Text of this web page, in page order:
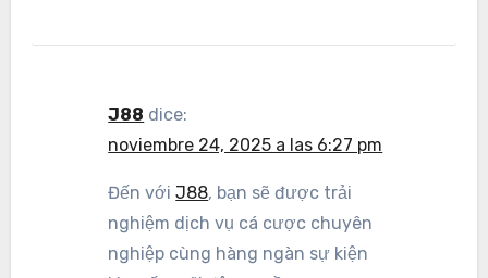
J88 dice:
noviembre 24, 2025 a las 6:27 pm
Đến vớiJ88, bạn sẽ được trải
nghiệm dịch vụ cá cược chuyên
nghiệp cùng hàng ngàn sự kiện